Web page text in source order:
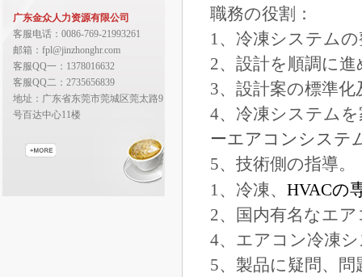
广东金众人力资源有限公司
客服电话：0086-769-21993261
邮箱：fpl@jinzhonghr.com
客服QQ一：1378016632
客服QQ二：2735656839
地址：广东省东莞市莞城区莞太路9
号百达中心11楼
職務の役割：
1、冷凍システム
2、設計を順調に
3、設計案の標準化
4、冷凍システム
ーエアコンシステ
5、技術側の指導。
1、冷凍、 HVACの
2、国内有名なエ
4、エアコン冷凍
5、製品に疑問、